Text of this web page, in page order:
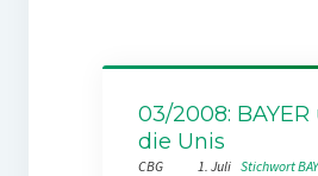
03/2008: BAYER
die Unis
CBG
1. Juli Stichwort